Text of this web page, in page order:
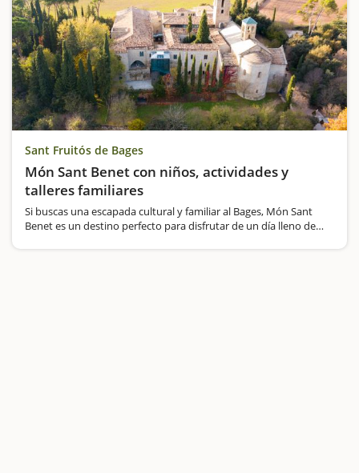
Sant Fruitós de Bages
Món Sant Benet con niños, actividades y
talleres familiares
Si buscas una escapada cultural y familiar al Bages, Món Sant
Benet es un destino perfecto para disfrutar de un día lleno de